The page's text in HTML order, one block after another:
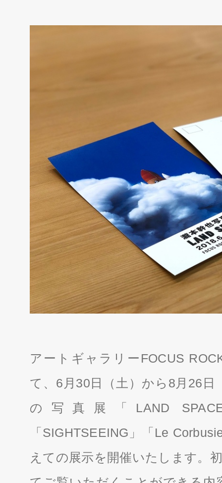
アートギャラリーFOCUS
て、6月30日（土）から8月26
の写真展「LAND
「SIGHTSEEING」「Le
えての展示を開催いたします。